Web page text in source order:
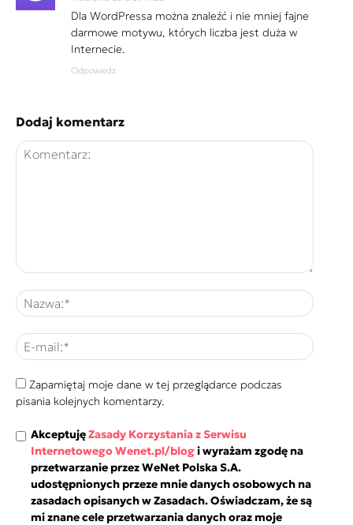
Dla WordPressa można znaleźć i nie mniej fajne
darmowe motywu, których liczba jest duża w
Internecie.
Odpowiedz
Dodaj komentarz
Zapamiętaj moje dane w tej przeglądarce podczas
pisania kolejnych komentarzy.
AkceptujęZasady Korzystania z Serwisu
Internetowego Wenet.pl/blogi wyrażam zgodę na
przetwarzanie przez WeNet Polska S.A.
udostępnionych przeze mnie danych osobowych na
zasadach opisanych w Zasadach. Oświadczam, że są
mi znane cele przetwarzania danych oraz moje